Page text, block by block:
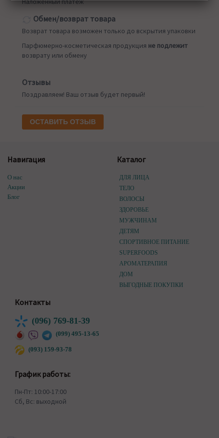
Обмен/возврат товара
Возврат товара возможен только до вскрытия упаковки
Парфюмерно-косметическая продукция не подлежит
возврату или обмену
Отзывы
Поздравляем! Ваш отзыв будет первый!
ОСТАВИТЬ ОТЗЫВ
Навигация
О нас
Акции
Блог
Каталог
ДЛЯ ЛИЦА
ТЕЛО
ВОЛОСЫ
ЗДОРОВЬЕ
МУЖЧИНАМ
ДЕТЯМ
СПОРТИВНОЕ ПИТАНИЕ
SUPERFOODS
АРОМАТЕРАПИЯ
ДОМ
ВЫГОДНЫЕ ПОКУПКИ
Контакты
(096) 769-81-39
(099) 495-13-65
(093) 159-93-78
График работы:
Пн-Пт: 10:00-17:00
Сб, Вс: выходной